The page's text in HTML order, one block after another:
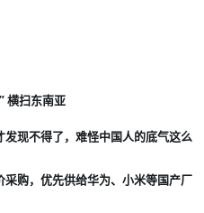
横扫东南亚
现不得了，难怪中国人的底气这么
购，优先供给华为、小米等国产厂